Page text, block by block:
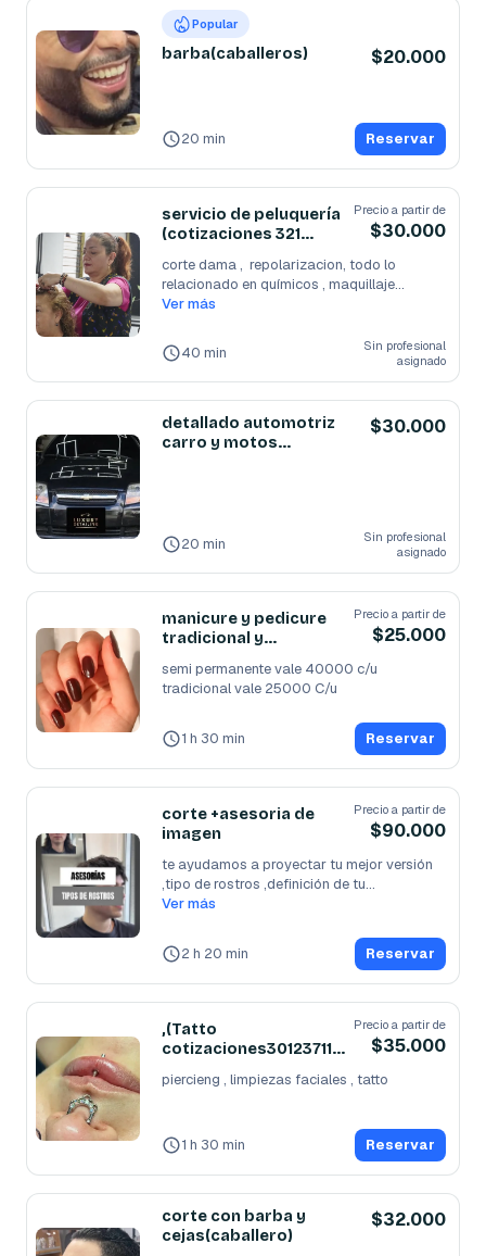
Popular
barba(caballeros) $20.000
20 min Reservar
servicio de peluquería
(cotizaciones 321
Precio a partir de
$30.000
corte dama ,  repolarizacion, todo lo
relacionado en químicos , maquillaje...
Ver más
40 min
Sin profesional
asignado
detallado automotriz
carro y motos
$30.000
20 min
Sin profesional
asignado
manicure y pedicure
tradicional y
Precio a partir de
$25.000
semi permanente vale 40000 c/u
tradicional vale 25000 C/u
1 h 30 min Reservar
corte +asesoria de
imagen
Precio a partir de
$90.000
te ayudamos a proyectar tu mejor versión
,tipo de rostros ,definición de tu...
Ver más
2 h 20 min Reservar
,(Tatto
cotizaciones3012371159
Precio a partir de
$35.000
piercieng , limpiezas faciales , tatto
1 h 30 min Reservar
corte con barba y
cejas(caballero)
$32.000